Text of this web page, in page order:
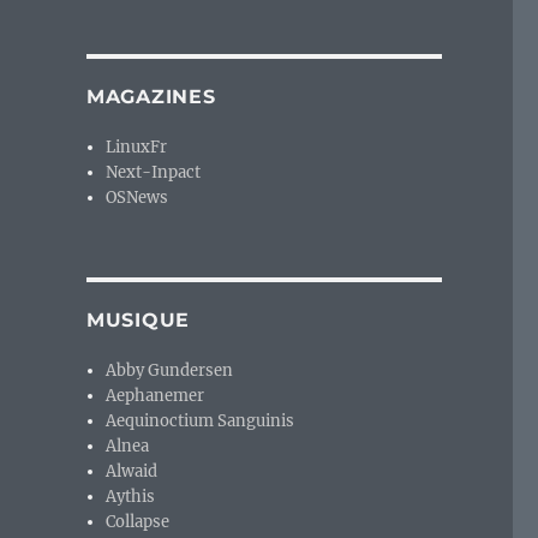
MAGAZINES
LinuxFr
Next-Inpact
OSNews
MUSIQUE
Abby Gundersen
Aephanemer
Aequinoctium Sanguinis
Alnea
Alwaid
Aythis
Collapse